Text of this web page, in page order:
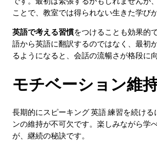
ことで、教室では得られない生きた学び
英語で考える習慣をつけることも効果的
語から英語に翻訳するのではなく、最初
るようになると、会話の流暢さが格段に
モチベーション維
長期的にスピーキング 英語 練習を続ける
ンの維持が不可欠です。楽しみながら学
が、継続の秘訣です。